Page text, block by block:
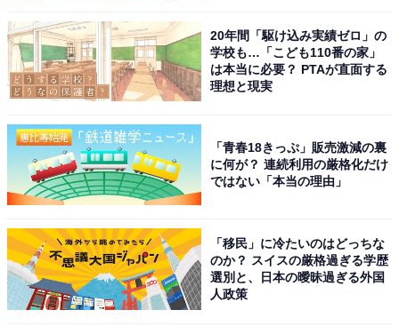
とになりました。
驚くことに、モルガンは吹っかけられた四万円をきっち
呼ばれました。
玉の輿の語源となった上述の桂昌院よりも、こちらのお
ただ、見初めてすぐに結婚とはいかず、お雪が承諾する
までモルガンは4年かけて3度来日したそうです。
20年間「駆け込み実績ゼロ」の
学校も…「こども110番の家」
は本当に必要？ PTAが直面する
理想と現実
「青春18きっぷ」販売激減の裏
に何が？ 連続利用の厳格化だけ
ではない「本当の理由」
「移民」に冷たいのはどっちな
のか？ スイスの厳格過ぎる学歴
選別と、日本の曖昧過ぎる外国
人政策